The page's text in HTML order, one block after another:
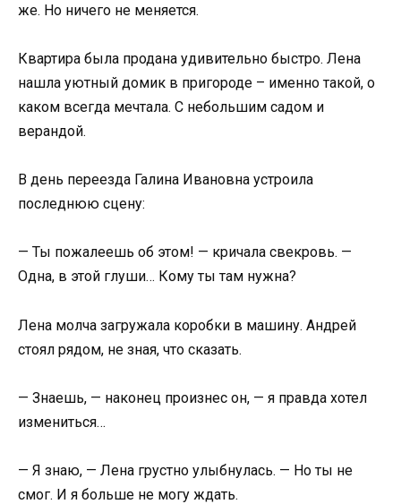
же. Но ничего не меняется.
Квартира была продана удивительно быстро. Лена
нашла уютный домик в пригороде – именно такой, о
каком всегда мечтала. С небольшим садом и
верандой.
В день переезда Галина Ивановна устроила
последнюю сцену:
— Ты пожалеешь об этом! — кричала свекровь. —
Одна, в этой глуши… Кому ты там нужна?
Лена молча загружала коробки в машину. Андрей
стоял рядом, не зная, что сказать.
— Знаешь, — наконец произнес он, — я правда хотел
измениться…
— Я знаю, — Лена грустно улыбнулась. — Но ты не
смог. И я больше не могу ждать.